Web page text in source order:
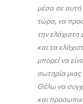
μέσα σε
τώρα, να
την
και τα
μπορεί να
σωτηρία
Θέλω να
και